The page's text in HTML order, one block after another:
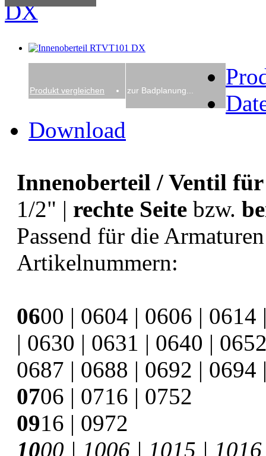
Produkt vergleichen zur Badplanung...
Download
Innenoberteil / Ventil
1/2" | rechte Seite bzw.
Passend für die
Artikelnummern:
0600 | 0604 | 0606 |
| 0630 | 0631 | 0640 |
0687 | 0688 | 0692 | 0694
0706 | 0716 | 0752
0916 | 0972
1000 | 1006 | 1015 |